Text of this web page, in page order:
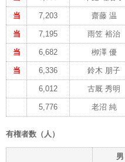
当 7,203 齋藤 温
当 7,195 雨笠 裕治
当 6,682 栁澤 優
当 6,336 鈴木 朋子
6,012 古厩 秀明
5,776 老沼 純
有権者数（人）
男